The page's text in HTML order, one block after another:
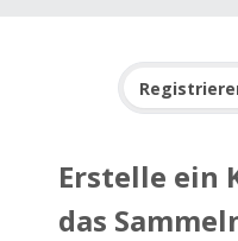
Erstelle ein
das